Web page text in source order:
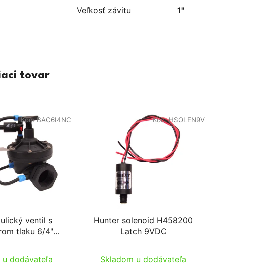
Veľkosť závitu
1"
tovar
ventil s
tlaku 6/4"
u dodávateľa
Kód:BAC6I4NC
Hunter solenoid H458200
Latch 9VDC
Skladom u dodávateľa
Kód:HSOLEN9V